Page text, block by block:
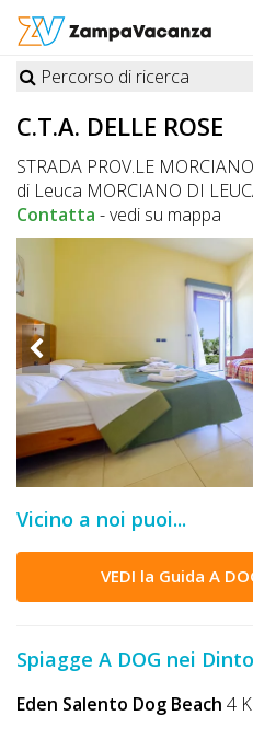
STRUTTURE
A
DOG
DOG
OFFERTE
A
DOG
INFO
DOG
Percorso di ricerca
C.T.A. DELLE ROSE
STRADA PROV.LE
di Leuca MORCIANO DI
Contatta -vedi su mappa
Vicino a noi puoi...
VEDI la Guida A
Spiagge A DOG nei
Eden Salento Dog Beach 4